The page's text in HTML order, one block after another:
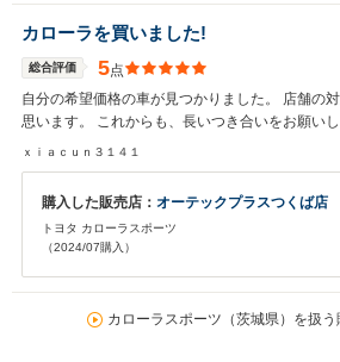
カローラを買いました!
総合評価 5点
自分の希望価格の車が見つかりました。 店舗の
思います。 これからも、長いつき合いをお願いし
ｘｉａｃｕｎ３１４１
購入した販売店： オーテックプラスつくば店
トヨタ カローラスポーツ
（2024/07購入）
カローラスポーツ（茨城県）を扱